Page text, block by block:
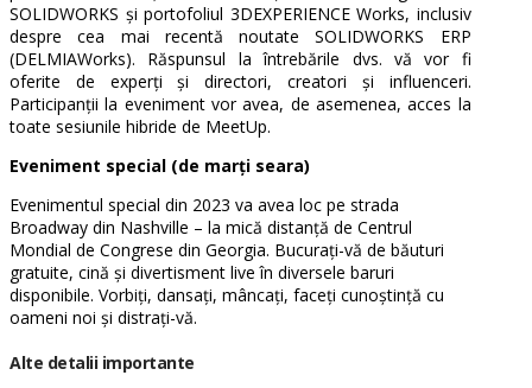
SOLIDWORKS și portofoliul 3DEXPERIENCE Works, inclusiv
despre cea mai recentă noutate SOLIDWORKS ERP
(DELMIAWorks).
Răspunsul la întrebările dvs. vă vor fi
oferite de experți și directori, creatori și influenceri.
Participanții la eveniment vor avea, de asemenea, acces la
toate sesiunile hibride de MeetUp.
Eveniment special (de marți seara)
Evenimentul special din 2023 va avea loc pe strada
Broadway din Nashville – la mică distanță de Centrul
Mondial de Congrese din Georgia. Bucurați-vă de băuturi
gratuite, cină și divertisment live în diversele baruri
disponibile. Vorbiți, dansați, mâncați, faceți cunoștință cu
oameni noi și distrați-vă.
Alte detalii importante